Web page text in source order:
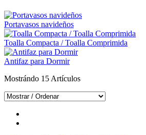
Portavasos navideños
Toalla Compacta / Toalla Comprimida
Antifaz para Dormir
Mostrándo 15 Artículos